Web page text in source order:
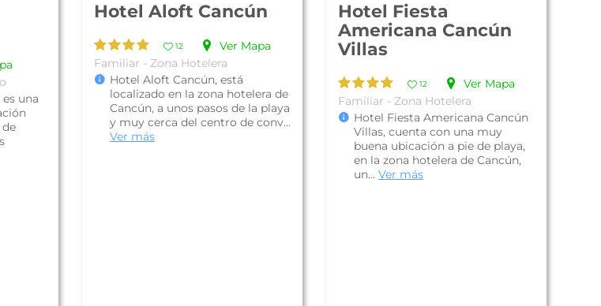
una
Hotel Aloft Cancún
12
Ver Mapa
Familiar - Zona Hotelera
Hotel Aloft Cancún, está
localizado en la zona hotelera de
Cancún, a unos pasos de la playa
y muy cerca del centro de conv...
Ver más
Hotel Fiesta
Americana Cancún
Villas
12
Ver Mapa
Familiar - Zona Hotelera
Hotel Fiesta Americana Cancún
Villas, cuenta con una muy
buena ubicación a pie de playa,
en la zona hotelera de Cancún,
un...Ver más